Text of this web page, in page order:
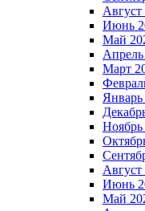
Август
Июнь
Май
Апрель
Март
Январь
Ноябрь
Август
Июнь
Май